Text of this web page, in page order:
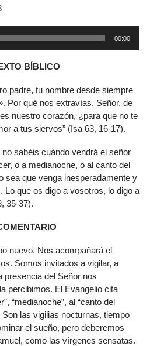
00:00
BÍBLICO
padre, tu nombre desde siempre
Por qué nos extravías, Señor, de
nuestro corazón, ¿para que no te
a tus siervos” (Isa 63, 16-17).
sabéis cuándo vendrá el señor
o a medianoche, o al canto del
sea que venga inesperadamente y
Lo que os digo a vosotros, lo digo a
35-37).
nuevo. Nos acompañará el
Somos invitados a vigilar, a
presencia del Señor nos
percibimos. El Evangelio cita
“medianoche”, al “canto del
las vigilias nocturnas, tiempo
el sueño, pero deberemos
como las vírgenes sensatas.